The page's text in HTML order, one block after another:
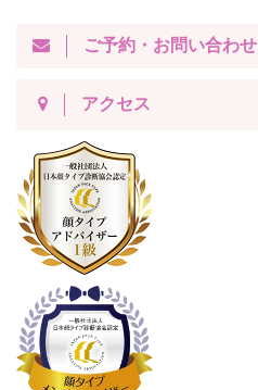
ご予約・お問い合わせ
アクセス